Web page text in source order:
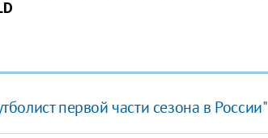
первой части сезона в России"